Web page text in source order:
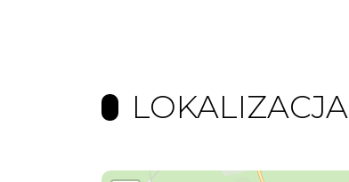
LOKALIZACJA